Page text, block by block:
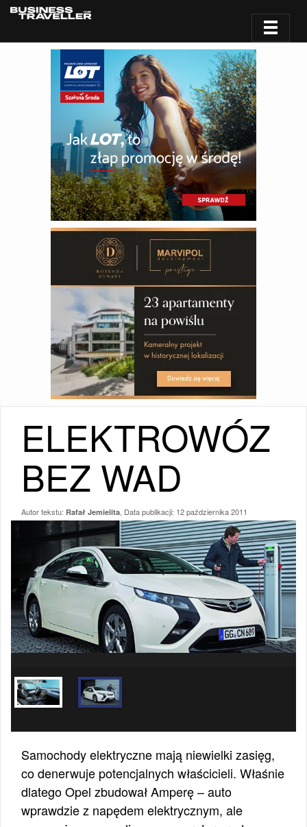
ELEKTROWÓZ
BEZ WAD
Autor tekstu: Rafał Jemielita , Data publikacji: 12 października 2011
Samochody elektryczne mają niewielki zasięg,
co denerwuje potencjalnych właścicieli. Właśnie
dlatego Opel zbudował Amperę – auto
wprawdzie z napędem elektrycznym, ale